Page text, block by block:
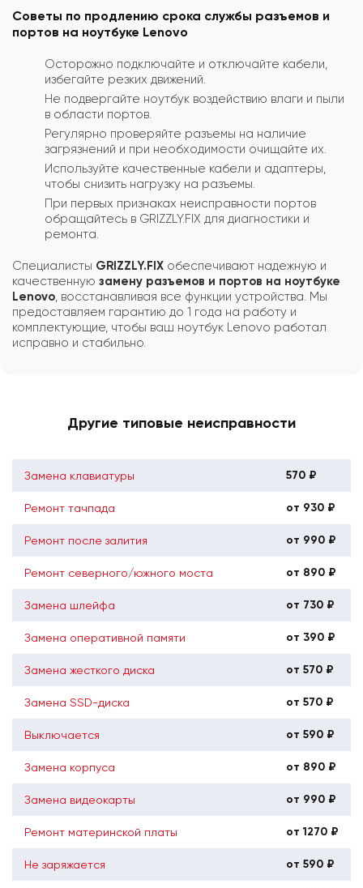
Советы по продлению срока службы разъемов и
портов на ноутбуке Lenovo
Осторожно подключайте и отключайте кабели,
избегайте резких движений.
Не подвергайте ноутбук воздействию влаги и пыли
в области портов.
Регулярно проверяйте разъемы на наличие
загрязнений и при необходимости очищайте их.
Используйте качественные кабели и адаптеры,
чтобы снизить нагрузку на разъемы.
При первых признаках неисправности портов
обращайтесь в GRIZZLY.FIX для диагностики и
ремонта.
Специалисты GRIZZLY.FIX обеспечивают надежную и
качественную замену разъемов и портов на ноутбуке
Lenovo , восстанавливая все функции устройства. Мы
предоставляем гарантию до 1 года на работу и
комплектующие, чтобы ваш ноутбук Lenovo работал
исправно и стабильно.
Другие типовые неисправности
Замена клавиатуры 570 ₽
Ремонт тачпада от 930 ₽
Ремонт после залития от 990 ₽
Ремонт северного/южного моста от 890 ₽
Замена шлейфа от 730 ₽
Замена оперативной памяти от 390 ₽
Замена жесткого диска от 570 ₽
Замена SSD-диска от 570 ₽
Выключается от 590 ₽
Замена корпуса от 890 ₽
Замена видеокарты от 990 ₽
Ремонт материнской платы от 1270 ₽
Не заряжается от 590 ₽